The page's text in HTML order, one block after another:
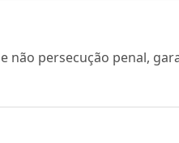
não persecução penal,